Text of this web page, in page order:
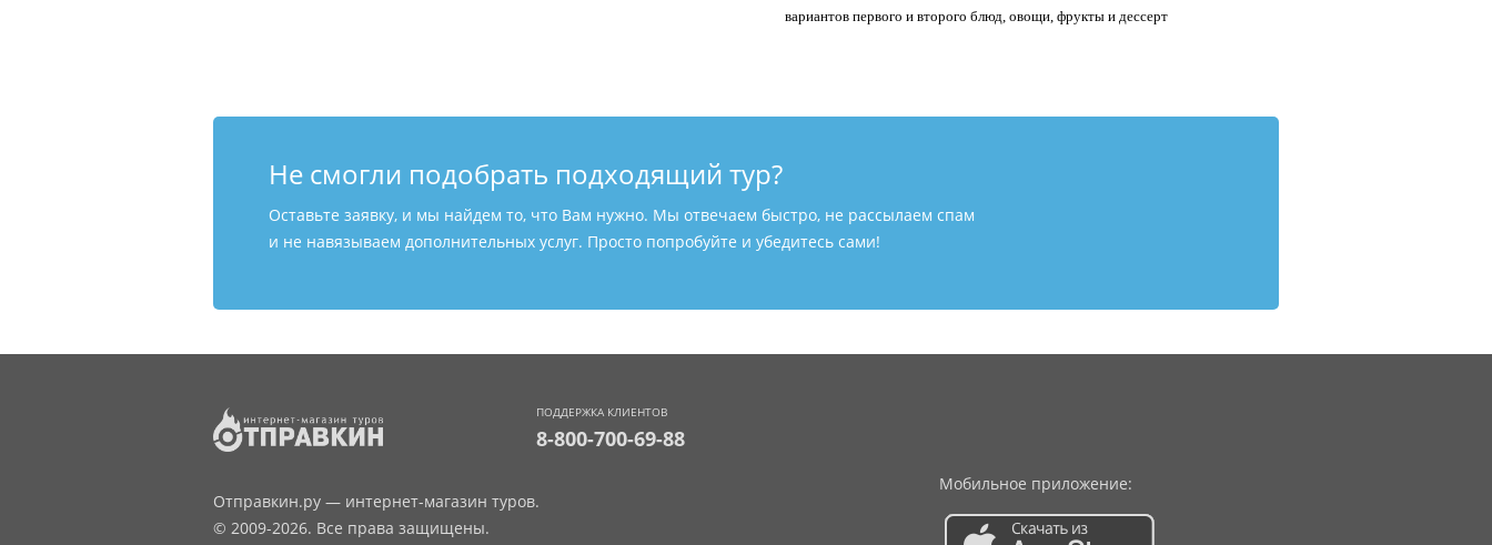
вариантов первого и второго блюд, овощи, фрукты и дессерт
Не смогли подобрать подходящий тур?
Оставьте заявку, и мы найдем то, что Вам нужно. Мы отвечаем быстро, не рассылаем спам
и не навязываем дополнительных услуг. Просто попробуйте и убедитесь сами!
ПОДДЕРЖКА КЛИЕНТОВ
8-800-700-69-88
Отправкин.ру — интернет-магазин туров.
© 2009-2026. Все права защищены.
Мобильное приложение: